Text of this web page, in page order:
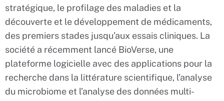
stratégique, le profilage des maladies et la
découverte et le développement de médicaments,
des premiers stades jusqu’aux essais cliniques. La
société a récemment lancé BioVerse, une
plateforme logicielle avec des applications pour la
recherche dans la littérature scientifique, l’analyse
du microbiome et l’analyse des données multi-